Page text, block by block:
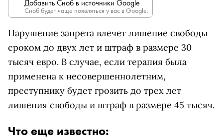
Добавить Сноб в источники Google
Сноб будет чаще появляться у вас в Google.
Нарушение запрета влечет лишение свободы
сроком до двух лет и штраф в размере 30
тысяч евро. В случае, если терапия была
применена к несовершеннолетним,
преступнику будет грозить до трех лет
лишения свободы и штраф в размере 45 тысяч.
Что еще известно: